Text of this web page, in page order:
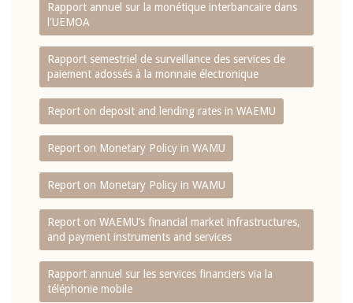
Rapport annuel sur la monétique interbancaire dans
l'UEMOA
Rapport semestriel de surveillance des services de
paiement adossés à la monnaie électronique
Report on deposit and lending rates in WAEMU
Report on Monetary Policy in WAMU
Report on Monetary Policy in WAMU
Report on WAEMU’s financial market infrastructures,
and payment instruments and services
Rapport annuel sur les services financiers via la
téléphonie mobile